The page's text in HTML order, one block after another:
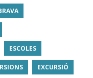
ESCOLES
EXCURSIÓ